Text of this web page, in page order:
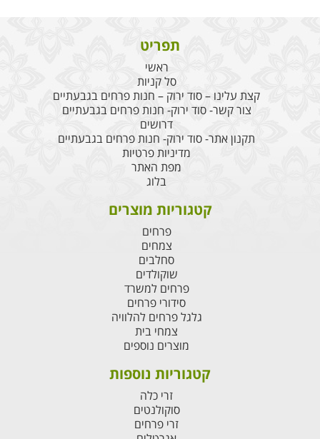
תפריט
ראשי
סל קניות
קצת עלינו – סוד ירוק – חנות פרחים בגבעתיים
צור קשר- סוד ירוק- חנות פרחים בגבעתיים
דרושים
תקנון אתר- סוד ירוק- חנות פרחים בגבעתיים
מדיניות פרטיות
מפת האתר
בלוג
קטגוריות מוצרים
פרחים
צמחים
סחלבים
שוקולדים
פרחים למשרד
סידורי פרחים
גלגל פרחים להלוויה
צמחי בית
מוצרים נוספים
קטגוריות נוספות
זרי כלה
סוקולנטים
זרי פרחים